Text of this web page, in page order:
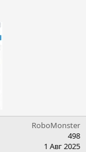
RoboMonster
498
1 Авг 2025